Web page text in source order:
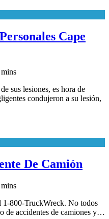
Cape
sus lesiones, es hora de
condujeron a su lesión,
De Camión
1-800-TruckWreck. No todos
de accidentes de camiones y…